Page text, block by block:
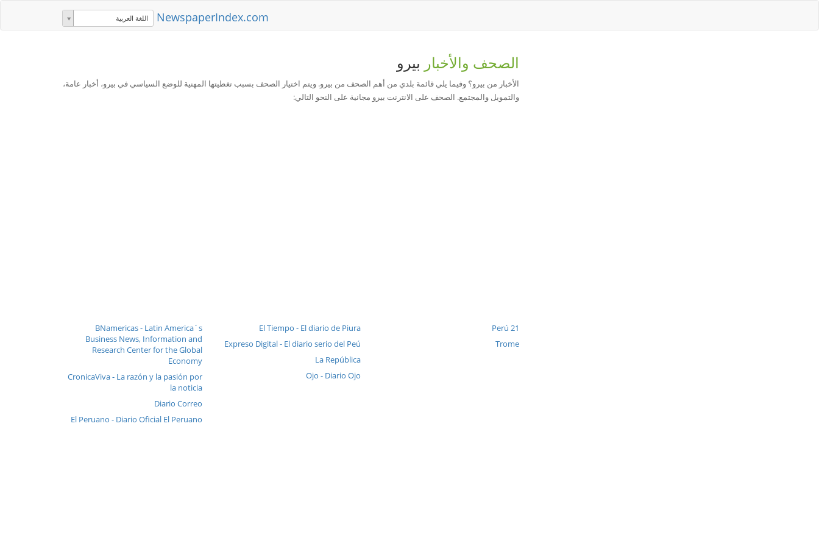
NewspaperIndex.com اللغة العربية
الصحف والأخبار بيرو
الأخبار من بيرو؟ وفيما يلي قائمة بلدي من أهم الصحف من بيرو. ويتم اختيار الصحف بسبب تغطيتها المهنية للوضع السياسي في بيرو، أخبار عامة،
والتمويل والمجتمع. الصحف على الانترنت بيرو مجانية على النحو التالي:
BNamericas - Latin America´s
Business News, Information and
Research Center for the Global
Economy
CronicaViva - La razón y la pasión por
la noticia
Diario Correo
El Peruano - Diario Oficial El Peruano
El Tiempo - El diario de Piura
Expreso Digital - El diario serio del Peú
La República
Ojo - Diario Ojo
Perú 21
Trome